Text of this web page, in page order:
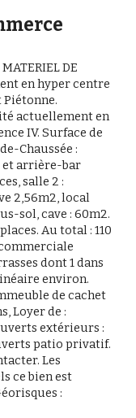
DE
en hyper centre
actuellement en
IV. Surface de
Chaussée :
et arrière-bar
salle 2 :
2,56m2, local
sol, cave : 60m2.
Au total : 110
dont 1 dans
environ.
de cachet
Loyer de :
extérieurs :
patio privatif.
Les
ce bien est
: